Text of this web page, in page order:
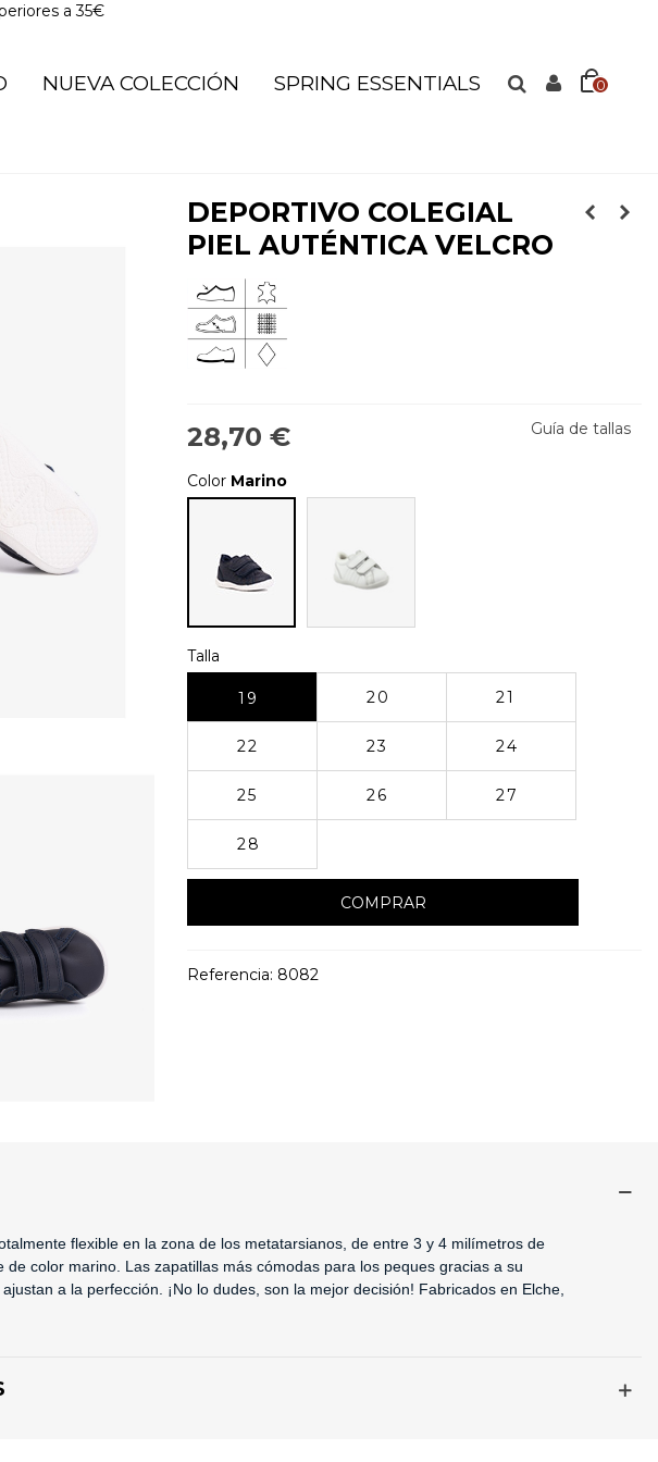
a 35€
NUEVA COLECCIÓN SPRING ESSENTIALS 0
DEPORTIVO COLEGIAL
PIEL AUTÉNTICA VELCRO
28,70 € Guía de tallas
Color Marino
Talla
19 20 21
22 23 24
25 26 27
28
COMPRAR
Referencia: 8082
flexible en la zona de los metatarsianos, de entre 3 y 4 milímetros de
color marino. Las zapatillas más cómodas para los peques gracias a su
a la perfección. ¡No lo dudes, son la mejor decisión! Fabricados en Elche,